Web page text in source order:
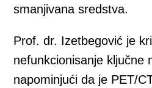
smanjivana sredstva.
Prof. dr. Izetbegović je
nefunkcionisanje ključne
napominjući da je PET/